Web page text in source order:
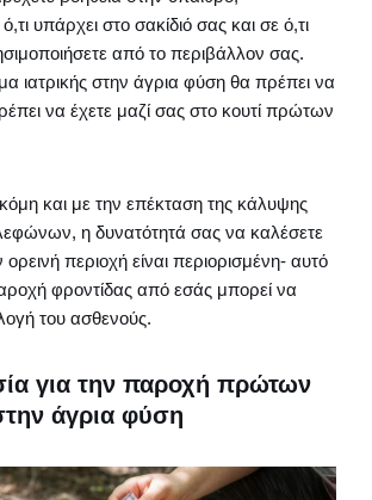
υπάρχει στο σακίδιό σας και σε ό,τι
από το περιβάλλον σας.
ιατρικής στην άγρια φύση θα πρέπει να
να έχετε μαζί σας στο κουτί πρώτων
και με την επέκταση της κάλυψης
η δυνατότητά σας να καλέσετε
περιοχή είναι περιορισμένη- αυτό
φροντίδας από εσάς μπορεί να
του ασθενούς.
για την παροχή πρώτων
άγρια φύση